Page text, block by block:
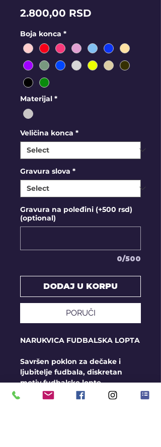
2.800,00 RSD
Boja konca *
Materijal *
Veličina konca *
Gravura slova *
Gravura na poleđini (+500 rsd)
(optional)
0/500
DODAJ U KORPU
PORUČI
NARUKVICA FUDBALSKA LOPTA
Savršen poklon za dečake i
ljubitelje fudbala, diskretan
motiv fudbalske lopte